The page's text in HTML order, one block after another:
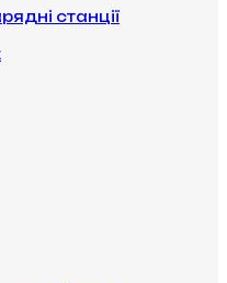
станції